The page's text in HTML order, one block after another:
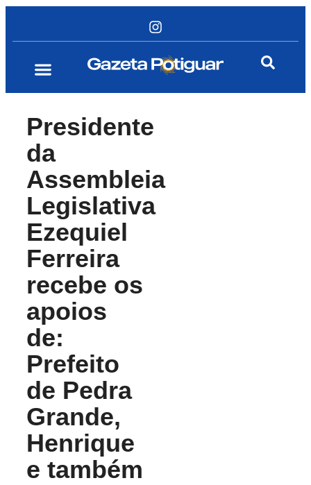
Presidente
da
Assembleia
Legislativa
Ezequiel
Ferreira
recebe os
apoios
de:
Prefeito
de Pedra
Grande,
Henrique
e também